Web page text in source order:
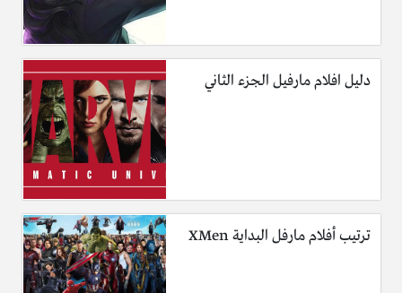
دليل افلام مارفيل الجزء الثاني
ترتيب أفلام مارفل البداية XMen